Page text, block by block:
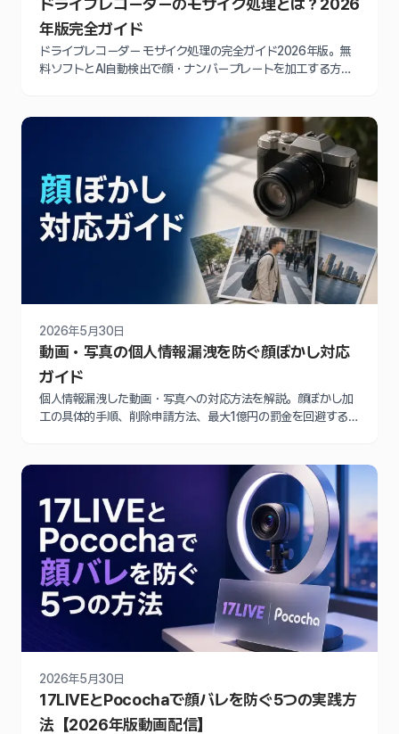
ドライブレコーダーのモザイク処理とは？2026
年版完全ガイド
ドライブレコーダー モザイク処理の完全ガイド2026年版。無
料ソフトとAI自動検出で顔・ナンバープレートを加工する方
2026年5月30日
動画・写真の個人情報漏洩を防ぐ顔ぼかし対応
ガイド
個人情報漏洩した動画・写真への対応方法を解説。顔ぼかし加
工の具体的手順、削除申請方法、最大1億円の罰金を回避する法
2026年5月30日
17LIVEとPocochaで顔バレを防ぐ5つの実践方
法【2026年版動画配信】